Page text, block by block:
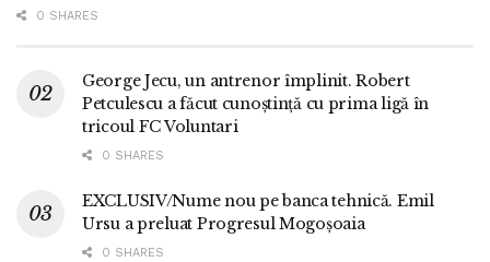
0 SHARES
George Jecu, un antrenor împlinit. Robert
Petculescu a făcut cunoștință cu prima ligă în
tricoul FC Voluntari
0 SHARES
EXCLUSIV/Nume nou pe banca tehnică. Emil
Ursu a preluat Progresul Mogoșoaia
0 SHARES